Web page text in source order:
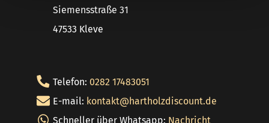
Siemensstraße 31
47533 Kleve
Telefon: 0282 17483051
E-mail: kontakt@hartholzdiscount.de
Schneller über Whatsapp: Nachricht